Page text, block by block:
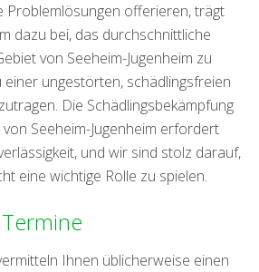
Problemlösungen offerieren, trägt
dazu bei, das durchschnittliche
von Seeheim-Jugenheim zu
ungestörten, schädlingsfreien
Die Schädlingsbekämpfung
von Seeheim-Jugenheim erfordert
und wir sind stolz darauf,
eine wichtige Rolle zu spielen.
Ihnen üblicherweise einen